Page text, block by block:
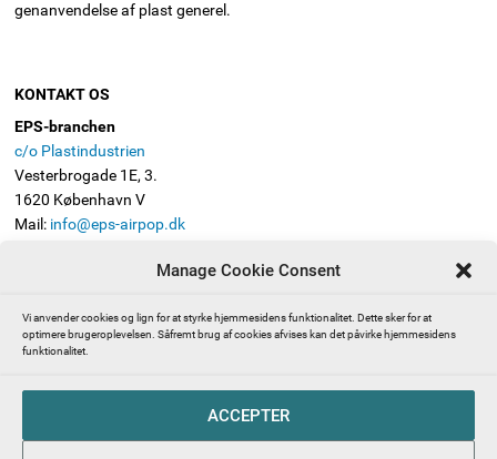
Manage Cookie Consent
Vi anvender cookies og lign for at styrke hjemmesidens funktionalitet. Dette sker for at
optimere brugeroplevelsen. Såfremt brug af cookies afvises kan det påvirke hjemmesidens
funktionalitet.
ACCEPTER
genanvendelse af plast generel.
KONTAKT OS
EPS-branchen
c/o Plastindustrien
Vesterbrogade 1E, 3.
1620 København V
Mail: info@eps-airpop.dk
FØLG EPS-BRANCHEN
polystyren, også kendt som Flamingo)
Abonnér på EPS-branchens nyhedsbrev